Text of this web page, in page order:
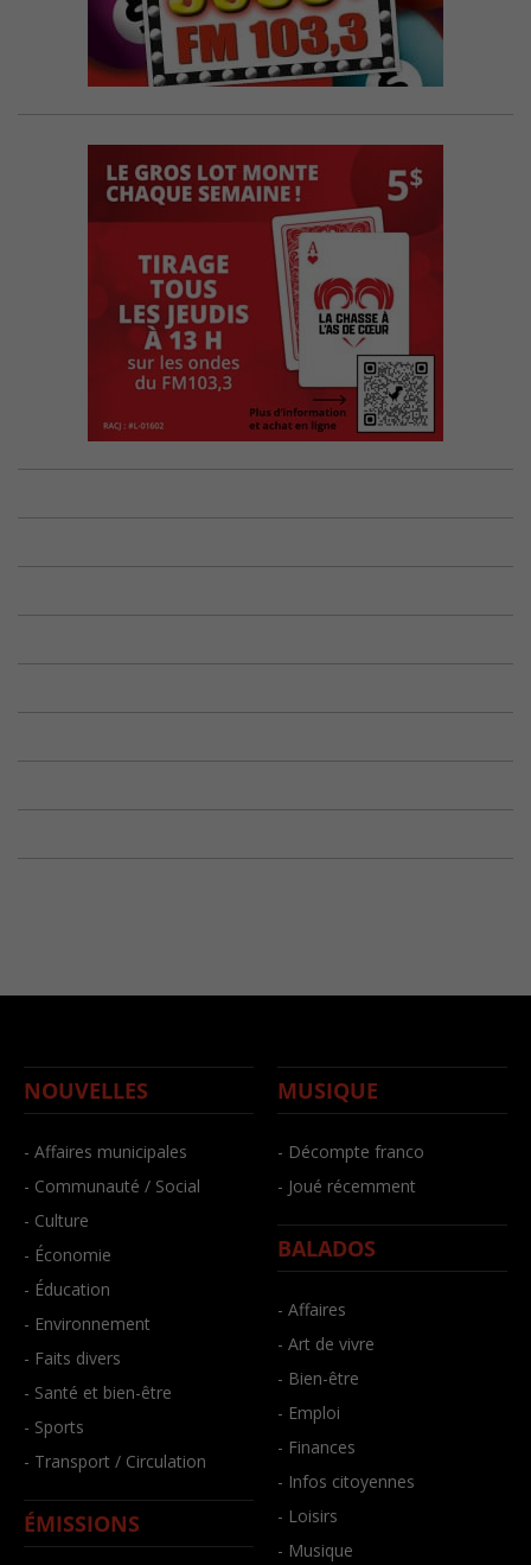
NOUVELLES
- Affaires municipales
- Communauté / Social
- Culture
- Économie
- Éducation
- Environnement
- Faits divers
- Santé et bien-être
- Sports
- Transport / Circulation
ÉMISSIONS
MUSIQUE
- Décompte franco
- Joué récemment
BALADOS
- Affaires
- Art de vivre
- Bien-être
- Emploi
- Finances
- Infos citoyennes
- Loisirs
- Musique